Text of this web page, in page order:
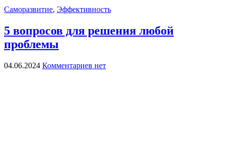
Саморазвитие, Эффективность
5 вопросов для решения любой
проблемы
04.06.2024 Комментариев нет